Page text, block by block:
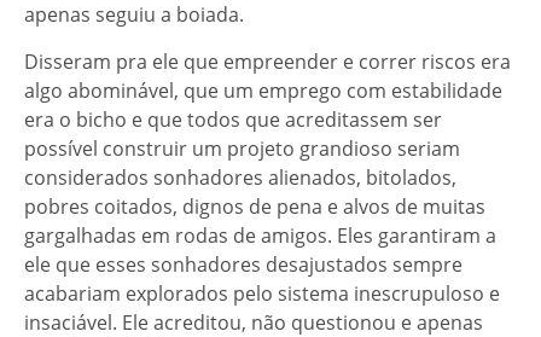
apenas seguiu a boiada.
Disseram pra ele que empreender e correr riscos era
algo abominável, que um emprego com estabilidade
era o bicho e que todos que acreditassem ser
possível construir um projeto grandioso seriam
considerados sonhadores alienados, bitolados,
pobres coitados, dignos de pena e alvos de muitas
gargalhadas em rodas de amigos. Eles garantiram a
ele que esses sonhadores desajustados sempre
acabariam explorados pelo sistema inescrupuloso e
insaciável. Ele acreditou, não questionou e apenas